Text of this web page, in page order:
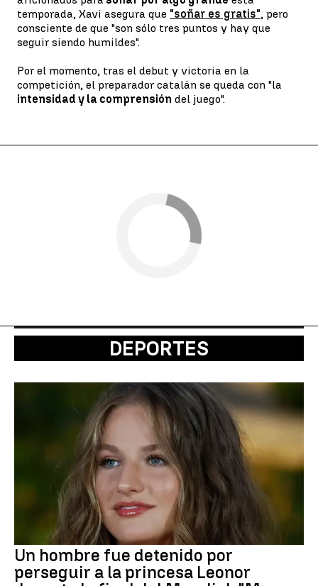
temporada, Xavi asegura que "soñar es gratis", pero
consciente de que "son sólo tres puntos y hay que
seguir siendo humildes".
Por el momento, tras el debut y victoria en la
competición, el preparador catalán se queda con "la
intensidad y la comprensión del juego".
DEPORTES
Un hombre fue detenido por
perseguir a la princesa Leonor